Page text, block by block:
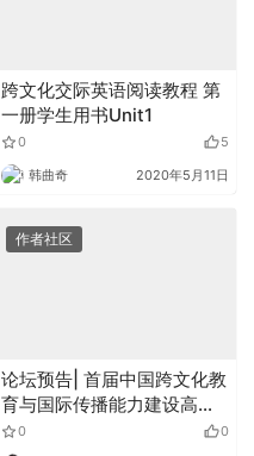
跨文化交际英语阅读教程 第
一册学生用书Unit1
0 5
韩曲奇 2020年5月11日
作者社区
论坛预告| 首届中国跨文化教
育与国际传播能力建设高端
论坛
0 0